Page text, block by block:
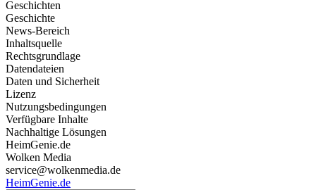
Geschichten
Geschichte
News-Bereich
Inhaltsquelle
Rechtsgrundlage
Datendateien
Daten und Sicherheit
Lizenz
Nutzungsbedingungen
Verfügbare Inhalte
Nachhaltige Lösungen
HeimGenie.de
Wolken Media
service@wolkenmedia.de
HeimGenie.de